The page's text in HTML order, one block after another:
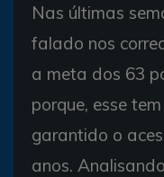
Nas últimas
falado nos
a meta dos 63
porque, esse
garantido o
anos.